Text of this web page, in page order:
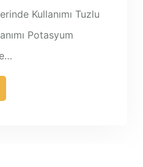
Kullanımı Tuzlu
Potasyum